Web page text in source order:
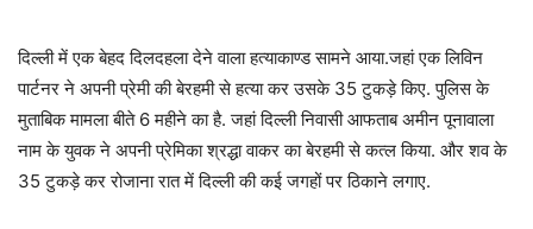
दिल्ली में एक बेहद दिलदहला देने वाला हत्याकाण्ड सामने आया.जहां एक लिविन
पार्टनर ने अपनी प्रेमी की बेरहमी से हत्या कर उसके 35 टुकड़े किए. पुलिस के
मुताबिक मामला बीते 6 महीने का है. जहां दिल्ली निवासी आफताब अमीन पूनावाला
नाम के युवक ने अपनी प्रेमिका श्रद्धा वाकर का बेरहमी से कत्ल किया. और शव के
35 टुकड़े कर रोजाना रात में दिल्ली की कई जगहों पर ठिकाने लगाए.